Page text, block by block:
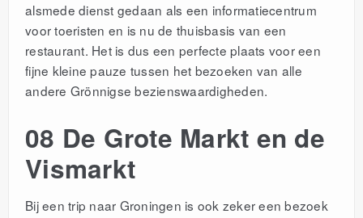
alsmede dienst gedaan als een informatiecentrum
voor toeristen en is nu de thuisbasis van een
restaurant. Het is dus een perfecte plaats voor een
fijne kleine pauze tussen het bezoeken van alle
andere Grönnigse bezienswaardigheden.
08 De Grote Markt en de
Vismarkt
Bij een trip naar Groningen is ook zeker een bezoek